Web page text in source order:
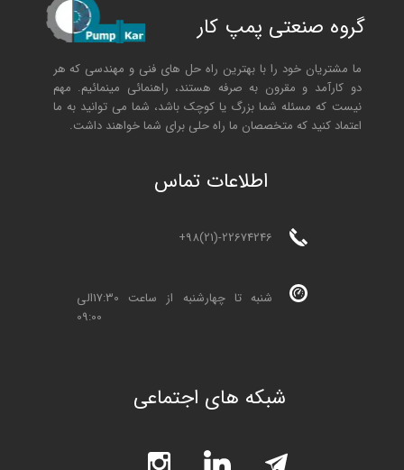
گروه صنعتی پمپ کار
ما مشتریان خود را با بهترین راه حل های فنی و مهندسی که هر
دو کارآمد و مقرون به صرفه هستند، راهنمائی مینمائیم. مهم
نیست که مسئله شما بزرگ یا کوچک باشد، شما می توانید به ما
اعتماد کنید که متخصصان ما راه حلی برای شما خواهند داشت.
اطلاعات تماس
+98(21)-22674246
شنبه تا چهارشنبه از ساعت 17:30الی
09:00
شبکه های اجتماعی